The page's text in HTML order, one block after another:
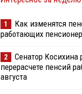
1
Как изменятся
работающих
2
Сенатор Косихина
перерасчете пенсий
августа